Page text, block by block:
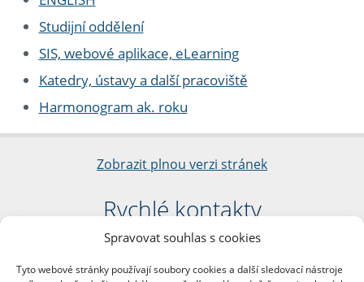
Spravovat souhlas s cookies
Tyto webové stránky používají soubory cookies a další sledovací nástroje
Studijní oddělení
SIS, webové aplikace, eLearning
Katedry, ústavy a další pracoviště
Harmonogram ak. roku
Zobrazit plnou verzi stránek
Rychlé kontakty
Filozofická fakulta
nám. Jana Palacha 1/2